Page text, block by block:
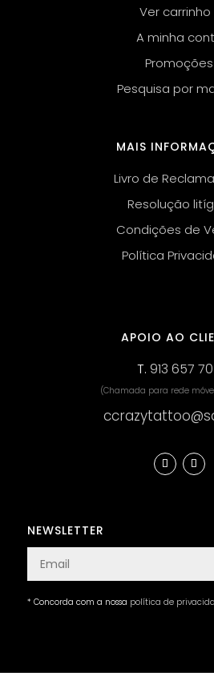
Ver carrinho
A minha
Promoções
Pesquisa por
MAIS
Livro de
Resolução
Condições de
Política
APOIO AO
T.913 657
(Chamada para rede
NEWSLETTER
* Concorda com a nossa política de